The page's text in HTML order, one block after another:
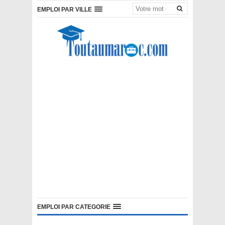
EMPLOI PAR VILLE
EMPLOI PAR CATEGORIE